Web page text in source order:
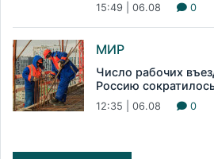
15:49 | 06.08 0
МИР
Число рабочих
Россию
12:35 | 06.08 0